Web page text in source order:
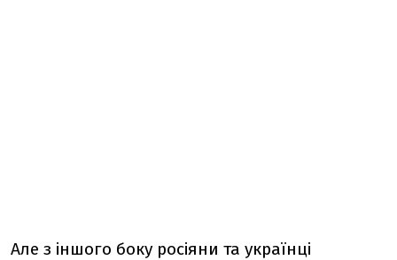
Але з іншого боку росіяни та українці